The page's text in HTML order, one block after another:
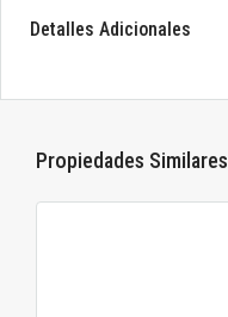
Detalles Adicionales
Propiedades Similares